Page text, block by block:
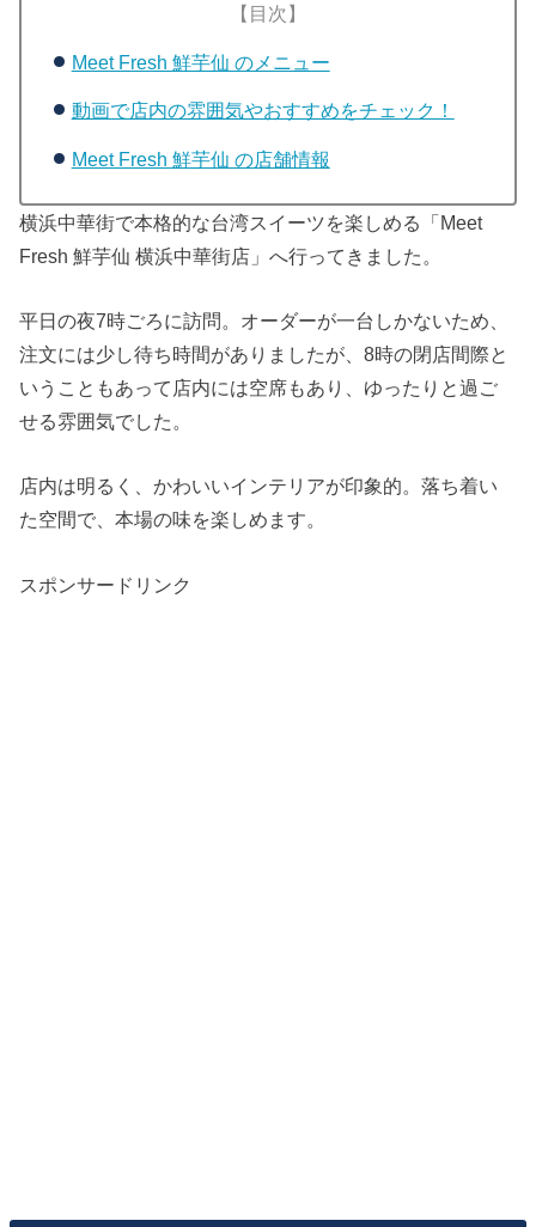
【目次】
Meet Fresh 鮮芋仙 のメニュー
動画で店内の雰囲気やおすすめをチェック！
Meet Fresh 鮮芋仙 の店舗情報
横浜中華街で本格的な台湾スイーツを楽しめる「Meet
Fresh 鮮芋仙 横浜中華街店」へ行ってきました。
平日の夜7時ごろに訪問。オーダーが一台しかないため、
注文には少し待ち時間がありましたが、8時の閉店間際と
いうこともあって店内には空席もあり、ゆったりと過ご
せる雰囲気でした。
店内は明るく、かわいいインテリアが印象的。落ち着い
た空間で、本場の味を楽しめます。
スポンサードリンク